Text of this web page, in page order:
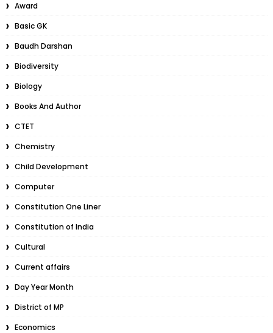
Award
Basic GK
Baudh Darshan
Biodiversity
Biology
Books And Author
CTET
Chemistry
Child Development
Computer
Constitution One Liner
Constitution of India
Cultural
Current affairs
Day Year Month
District of MP
Economics